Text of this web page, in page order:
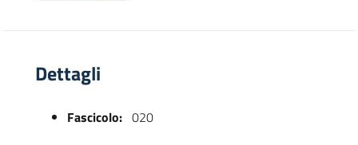
Dettagli
Fascicolo: 020